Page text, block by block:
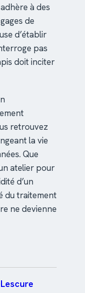
à des
de
d’établir
pas
doit inciter
retrouvez
la vie
Que
atelier pour
d’un
du traitement
ne devienne